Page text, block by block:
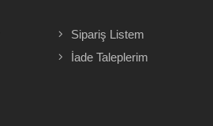
Sipariş Listem
İade Taleplerim